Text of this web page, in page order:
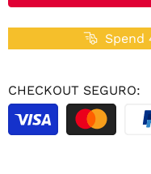
Spend
CHECKOUT SEGURO: